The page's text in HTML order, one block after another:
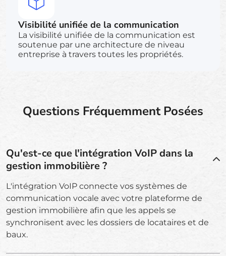
Visibilité unifiée de la communication
La visibilité unifiée de la communication est
soutenue par une architecture de niveau
entreprise à travers toutes les propriétés.
Questions Fréquemment Posées
Qu'est-ce que l'intégration VoIP dans la
gestion immobilière ?
L'intégration VoIP connecte vos systèmes de
communication vocale avec votre plateforme de
gestion immobilière afin que les appels se
synchronisent avec les dossiers de locataires et de
baux.